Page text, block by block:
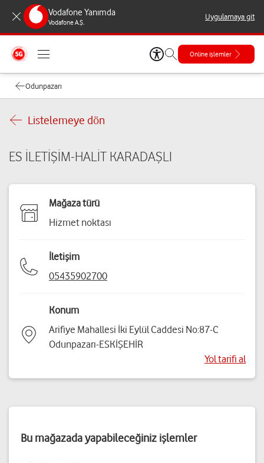
Vodafone Yanımda
Vodafone A.Ş.
Uygulamaya git
Online işlemler
Odunpazarı
Listelemeye dön
ES İLETİŞİM-HALİT KARADAŞLI
Mağaza türü
Hizmet noktası
İletişim
05435902700
Konum
Arifiye Mahallesi İki Eylül Caddesi No:87-C
Odunpazarı-ESKİŞEHİR
Yol tarifi al
Bu mağazada yapabileceğiniz işlemler